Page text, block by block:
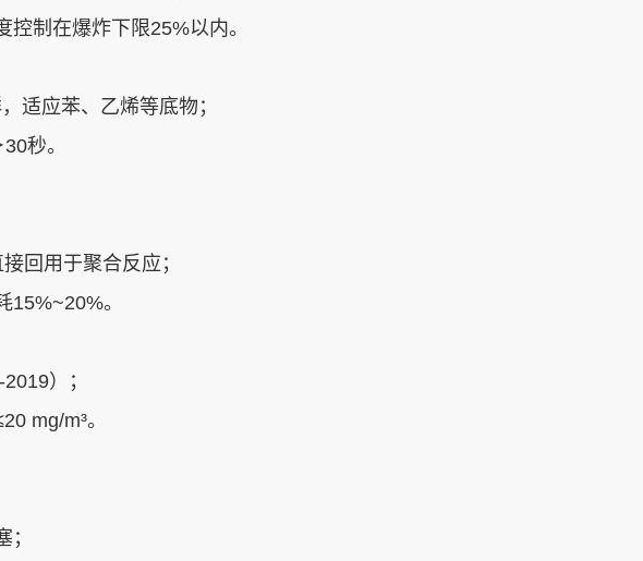
制在爆炸下限25%以内‌。
适应苯、乙烯等底物‌；
秒‌。
回用于聚合反应‌；
。
）‌；
mg/m³‌。